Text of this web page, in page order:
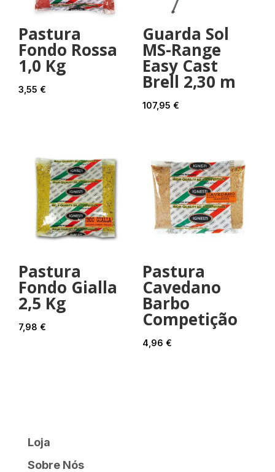
Pastura
Fondo Rossa
1,0 Kg
3,55 €
Guarda Sol
MS-Range
Easy Cast
Brell 2,30 m
107,95 €
Pastura
Fondo Gialla
2,5 Kg
7,98 €
Pastura
Cavedano
Barbo
Competição
4,96 €
Loja
Sobre Nós